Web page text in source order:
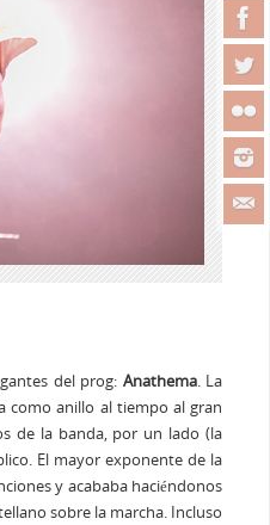
del prog: Anathema. La
como anillo al tiempo al gran
de la banda, por un lado (la
El mayor exponente de la
y acababa haciéndonos
sobre la marcha. Incluso